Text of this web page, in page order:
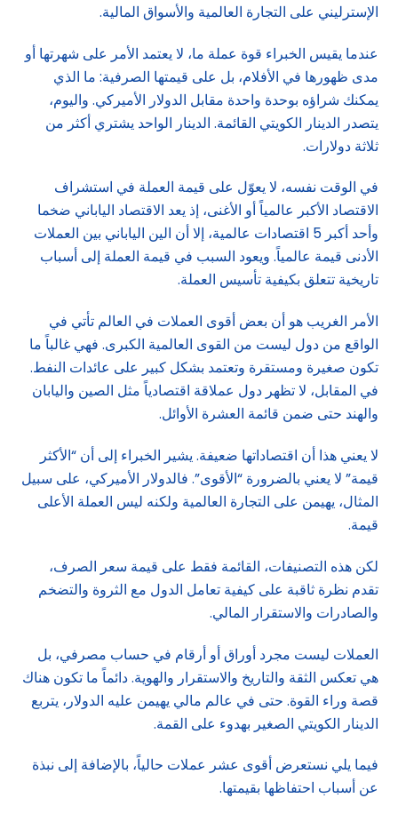
الإسترليني على التجارة العالمية والأسواق المالية.
عندما يقيس الخبراء قوة عملة ما، لا يعتمد الأمر على شهرتها أو
مدى ظهورها في الأفلام، بل على قيمتها الصرفية: ما الذي
يمكنك شراؤه بوحدة واحدة مقابل الدولار الأميركي. واليوم،
يتصدر الدينار الكويتي القائمة. الدينار الواحد يشتري أكثر من
ثلاثة دولارات.
في الوقت نفسه، لا يعوّل على قيمة العملة في استشراف
الاقتصاد الأكبر عالمياً أو الأغنى، إذ يعد الاقتصاد الياباني ضخما
وأحد أكبر 5 اقتصادات عالمية، إلا أن الين الياباني بين العملات
الأدنى قيمة عالمياً. ويعود السبب في قيمة العملة إلى أسباب
تاريخية تتعلق بكيفية تأسيس العملة.
الأمر الغريب هو أن بعض أقوى العملات في العالم تأتي في
الواقع من دول ليست من القوى العالمية الكبرى. فهي غالباً ما
تكون صغيرة ومستقرة وتعتمد بشكل كبير على عائدات النفط.
في المقابل، لا تظهر دول عملاقة اقتصادياً مثل الصين واليابان
والهند حتى ضمن قائمة العشرة الأوائل.
لا يعني هذا أن اقتصاداتها ضعيفة. يشير الخبراء إلى أن “الأكثر
قيمة” لا يعني بالضرورة “الأقوى”. فالدولار الأميركي، على سبيل
المثال، يهيمن على التجارة العالمية ولكنه ليس العملة الأعلى
قيمة.
لكن هذه التصنيفات، القائمة فقط على قيمة سعر الصرف،
تقدم نظرة ثاقبة على كيفية تعامل الدول مع الثروة والتضخم
والصادرات والاستقرار المالي.
العملات ليست مجرد أوراق أو أرقام في حساب مصرفي، بل
هي تعكس الثقة والتاريخ والاستقرار والهوية. دائماً ما تكون هناك
قصة وراء القوة. حتى في عالم مالي يهيمن عليه الدولار، يتربع
الدينار الكويتي الصغير بهدوء على القمة.
فيما يلي نستعرض أقوى عشر عملات حالياً، بالإضافة إلى نبذة
عن أسباب احتفاظها بقيمتها.